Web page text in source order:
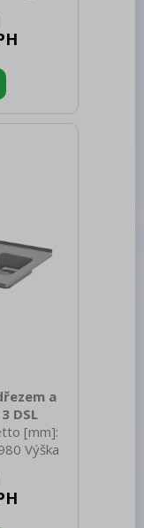
Hloubka
[mm]:
Počet
a
DSL
[mm]:
Výška
Hloubka
[mm]: